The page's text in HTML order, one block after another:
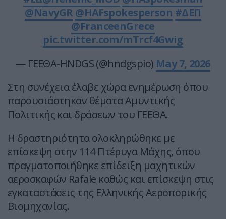
@NavyGR @HAFspokesperson #ΔΕΠ
@FranceenGrece
pic.twitter.com/mTrcf4Gwig
— ΓΕΕΘΑ-HNDGS (@hndgspio) May 7, 2026
Στη συνέχεια έλαβε χώρα ενημέρωση όπου
παρουσιάστηκαν θέματα Αμυντικής
Πολιτικής και δράσεων του ΓΕΕΘΑ.
Η δραστηριότητα ολοκληρώθηκε με
επίσκεψη στην 114 Πτέρυγα Μάχης, όπου
πραγματοποιήθηκε επίδειξη μαχητικών
αεροσκαφών Rafale καθώς και επίσκεψη στις
εγκαταστάσεις της Ελληνικής Αεροπορικής
Βιομηχανίας.